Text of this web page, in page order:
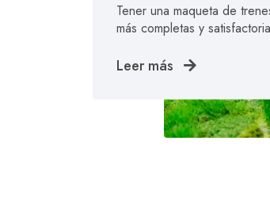
Tener una maqueta de
más completas y
Leer más